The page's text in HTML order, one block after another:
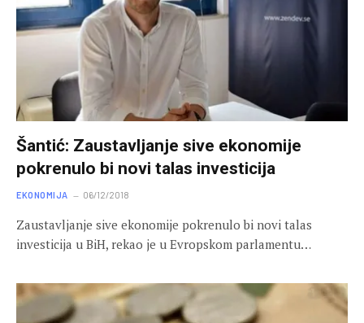
Šantić: Zaustavljanje sive ekonomije
pokrenulo bi novi talas investicija
EKONOMIJA 06/12/2018
Zaustavljanje sive ekonomije pokrenulo bi novi talas
investicija u BiH, rekao je u Evropskom parlamentu…